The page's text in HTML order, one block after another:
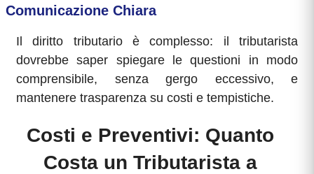
Comunicazione Chiara
Il diritto tributario è complesso: il tributarista
dovrebbe saper spiegare le questioni in modo
comprensibile, senza gergo eccessivo, e
mantenere trasparenza su costi e tempistiche.
Costi e Preventivi: Quanto
Costa un Tributarista a